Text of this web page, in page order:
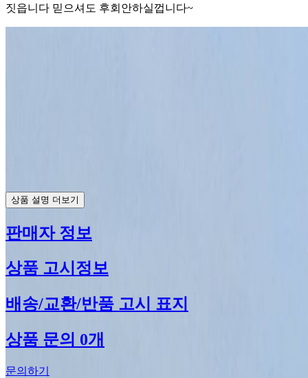
짓읍니다 믿으셔도 후회안하실껍니다~
상품 설명 더보기
판매자 정보
상품 고시정보
배송/교환/반품 고시 표지
상품 문의 0개
문의하기